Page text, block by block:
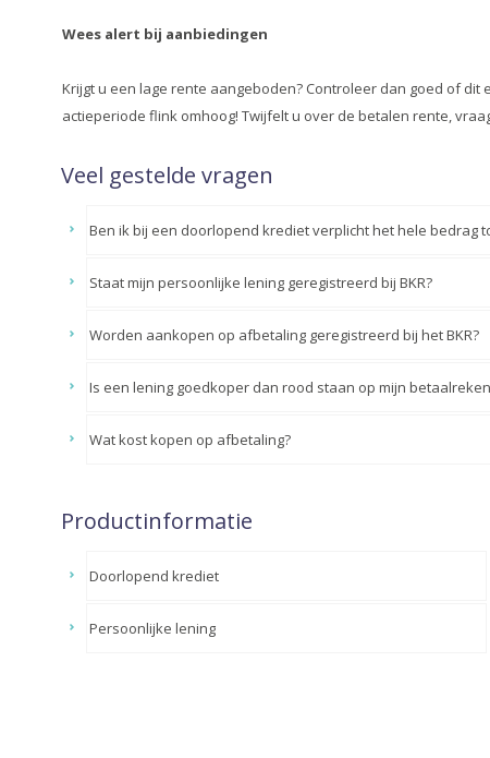
Wees alert bij aanbiedingen
Krijgt u een lage rente aangeboden? Controleer dan goed of
actieperiode flink omhoog! Twijfelt u over de betalen rente,
Veel gestelde vragen
Ben ik bij een doorlopend krediet verplicht het hele bedrag
Staat mijn persoonlijke lening geregistreerd bij BKR?
Worden aankopen op afbetaling geregistreerd bij het BKR?
Is een lening goedkoper dan rood staan op mijn
Wat kost kopen op afbetaling?
Productinformatie
Doorlopend krediet
Persoonlijke lening